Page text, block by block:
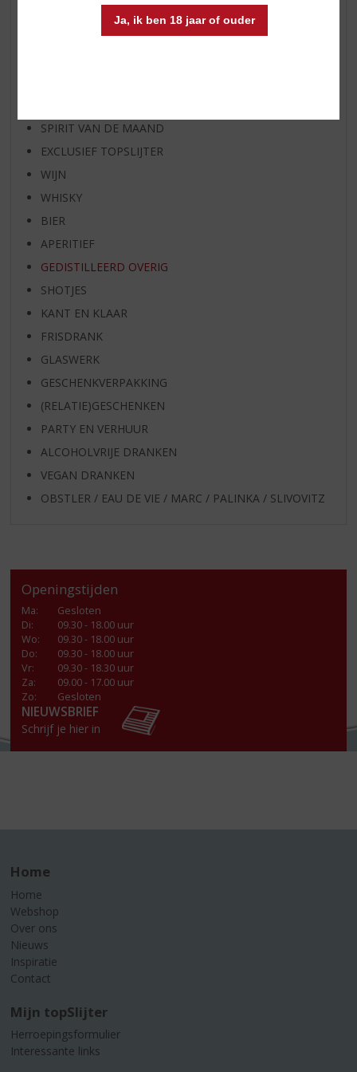
Ja, ik ben 18 jaar of ouder
WIJN VAN DE MAAND
SPIRIT VAN DE MAAND
EXCLUSIEF TOPSLIJTER
WIJN
WHISKY
BIER
APERITIEF
GEDISTILLEERD OVERIG
SHOTJES
KANT EN KLAAR
FRISDRANK
GLASWERK
GESCHENKVERPAKKING
(RELATIE)GESCHENKEN
PARTY EN VERHUUR
ALCOHOLVRIJE DRANKEN
VEGAN DRANKEN
OBSTLER / EAU DE VIE / MARC / PALINKA / SLIVOVITZ
Openingstijden
Ma:
Gesloten
Di:
09.30 - 18.00 uur
Wo:
09.30 - 18.00 uur
Do:
09.30 - 18.00 uur
Vr:
09.30 - 18.30 uur
Za:
09.00 - 17.00 uur
Zo:
Gesloten
NIEUWSBRIEF
Schrijf je hier in
Home
Home
Webshop
Over ons
Nieuws
Inspiratie
Contact
Mijn topSlijter
Herroepingsformulier
Interessante links